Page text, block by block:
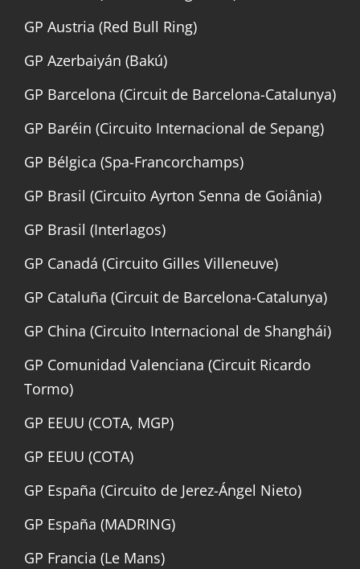
GP Austria (Red Bull Ring)
GP Azerbaiyán (Bakú)
GP Barcelona (Circuit de Barcelona-Catalunya)
GP Baréin (Circuito Internacional de Sepang)
GP Bélgica (Spa-Francorchamps)
GP Brasil (Circuito Ayrton Senna de Goiânia)
GP Brasil (Interlagos)
GP Canadá (Circuito Gilles Villeneuve)
GP Cataluña (Circuit de Barcelona-Catalunya)
GP China (Circuito Internacional de Shanghái)
GP Comunidad Valenciana (Circuit Ricardo
Tormo)
GP EEUU (COTA, MGP)
GP EEUU (COTA)
GP España (Circuito de Jerez-Ángel Nieto)
GP España (MADRING)
GP Francia (Le Mans)